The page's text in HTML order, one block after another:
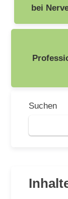
bei
Suchen